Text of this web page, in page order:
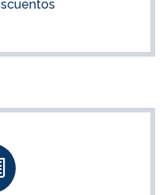
e interinidades